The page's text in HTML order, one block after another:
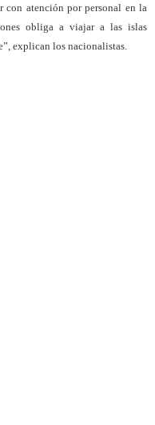
con atención por personal en la
obliga a viajar a las islas
explican los nacionalistas.